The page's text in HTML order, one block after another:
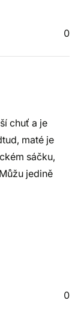
0
chuť a je
maté je
sáčku,
jedině
0